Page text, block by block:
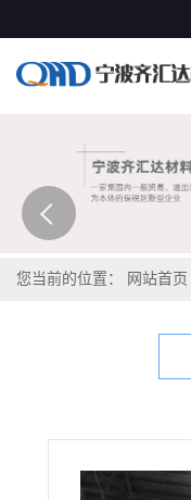
您当前的位置： 网站首页